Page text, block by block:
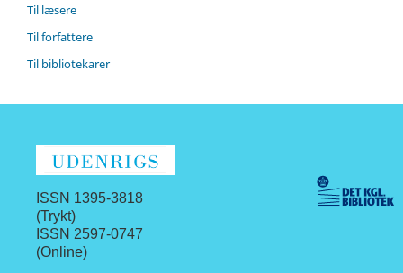
Til læsere
Til forfattere
Til bibliotekarer
ISSN 1395-3818
(Trykt)
ISSN 2597-0747
(Online)